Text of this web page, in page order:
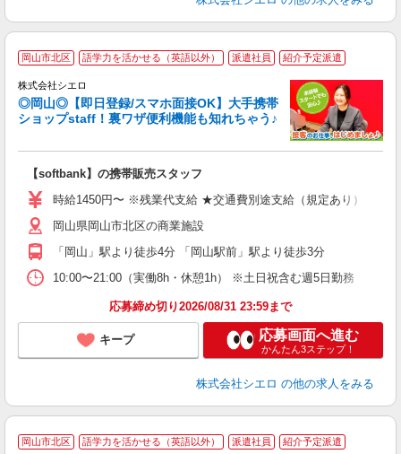
岡山市北区 語学力を活かせる（英語以外） 派遣社員 紹介予定派遣
株式会社シエロ
◎岡山◎【即日登録/スマホ面接OK】大手携帯
ショップstaff！裏ワザ便利機能も知れちゃう♪
【softbank】の携帯販売スタッフ
時給1450円〜 ※残業代支給 ★交通費別途支給（規定あり） ゜+
岡山県岡山市北区の商業施設
「岡山」駅より徒歩4分 「岡山駅前」駅より徒歩3分
10:00〜21:00（実働8h・休憩1h） ※土日祝含む週5日勤務
応募締め切り2026/08/31 23:59まで
キープ 応募画面へ進む
かんたん3ステップ！
株式会社シエロ の他の求人をみる
岡山市北区 語学力を活かせる（英語以外） 派遣社員 紹介予定派遣